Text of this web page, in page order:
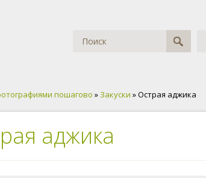
пошагово » Закуски » Острая аджика
аджика